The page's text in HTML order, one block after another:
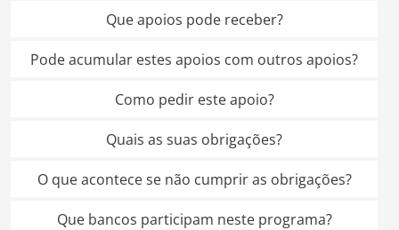
Que apoios pode receber?
Pode acumular estes apoios com outros apoios?
Como pedir este apoio?
Quais as suas obrigações?
O que acontece se não cumprir as obrigações?
Que bancos participam neste programa?